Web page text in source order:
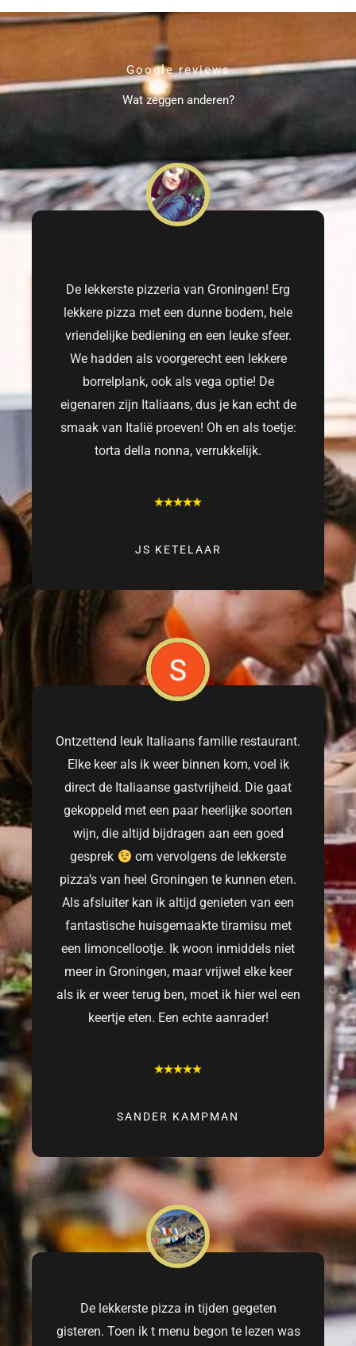
Google reviews
Wat zeggen anderen?
De lekkerste pizzeria van Groningen! Erg
lekkere pizza met een dunne bodem, hele
vriendelijke bediening en een leuke sfeer.
We hadden als voorgerecht een lekkere
borrelplank, ook als vega optie! De
eigenaren zijn Italiaans, dus je kan echt de
smaak van Italië proeven! Oh en als toetje:
torta della nonna, verrukkelijk.
JS KETELAAR
Ontzettend leuk Italiaans familie restaurant.
Elke keer als ik weer binnen kom, voel ik
direct de Italiaanse gastvrijheid. Die gaat
gekoppeld met een paar heerlijke soorten
wijn, die altijd bijdragen aan een goed
gesprek
om vervolgens de lekkerste
pizza’s van heel Groningen te kunnen eten.
Als afsluiter kan ik altijd genieten van een
fantastische huisgemaakte tiramisu met
een limoncellootje. Ik woon inmiddels niet
meer in Groningen, maar vrijwel elke keer
als ik er weer terug ben, moet ik hier wel een
keertje eten. Een echte aanrader!
SANDER KAMPMAN
De lekkerste pizza in tijden gegeten
gisteren. Toen ik t menu begon te lezen was